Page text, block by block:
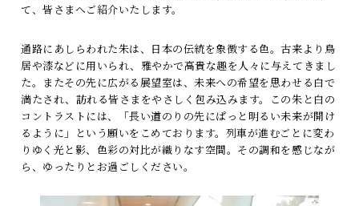
プロジェクトメンバー
トピックス
よくあるお問い合わせ
アーカイブ
「TRAIN SUITE 四季島」に安心してご乗車いただくために
公式ソーシャルメディア｜ Instagram
て、皆さまへご紹介いたします。
通路にあしらわれた朱は、日本の伝統を象徴する色。古来より鳥
居や漆などに用いられ、雅やかで高貴な趣を人々に与えてきまし
た。またその先に広がる展望室は、未来への希望を思わせる白で
満たされ、訪れる皆さまをやさしく包み込みます。この朱と白の
コントラストには、「長い道のりの先にぱっと明るい未来が開け
るように」という願いをこめております。列車が進むごとに変わ
りゆく光と影、色彩の対比が織りなす空間。その調和を感じなが
ら、ゆったりとお過ごしください。